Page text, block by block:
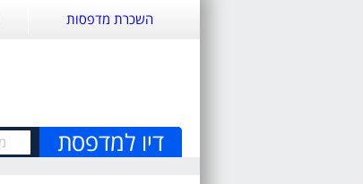
השכרת מדפסות
דיו למדפסת